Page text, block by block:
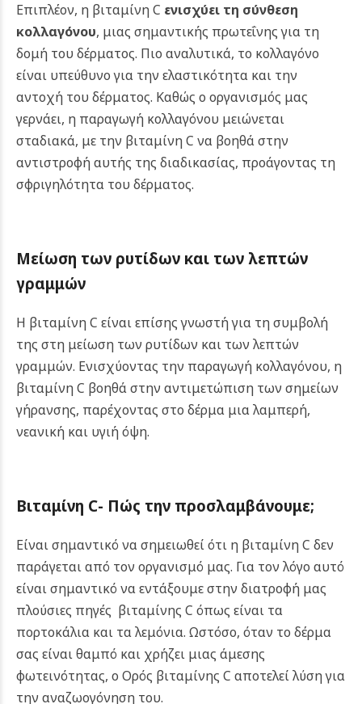
Επιπλέον, η βιταμίνη C ενισχύει τη σύνθεση
κολλαγόνου, μιας σημαντικής πρωτεΐνης για τη
δομή του δέρματος. Πιο αναλυτικά, το κολλαγόνο
είναι υπεύθυνο για την ελαστικότητα και την
αντοχή του δέρματος. Καθώς ο οργανισμός μας
γερνάει, η παραγωγή κολλαγόνου μειώνεται
σταδιακά, με την βιταμίνη C να βοηθά στην
αντιστροφή αυτής της διαδικασίας, προάγοντας τη
σφριγηλότητα του δέρματος.
Μείωση των ρυτίδων και των λεπτών
γραμμών
Η βιταμίνη C είναι επίσης γνωστή για τη συμβολή
της στη μείωση των ρυτίδων και των λεπτών
γραμμών. Ενισχύοντας την παραγωγή κολλαγόνου, η
βιταμίνη C βοηθά στην αντιμετώπιση των σημείων
γήρανσης, παρέχοντας στο δέρμα μια λαμπερή,
νεανική και υγιή όψη.
Βιταμίνη C- Πώς την προσλαμβάνουμε;
Είναι σημαντικό να σημειωθεί ότι η βιταμίνη C δεν
παράγεται από τον οργανισμό μας. Για τον λόγο αυτό
είναι σημαντικό να εντάξουμε στην διατροφή μας
πλούσιες πηγές βιταμίνης C όπως είναι τα
πορτοκάλια και τα λεμόνια. Ωστόσο, όταν το δέρμα
σας είναι θαμπό και χρήζει μιας άμεσης
φωτεινότητας, ο Ορός βιταμίνης C αποτελεί λύση για
την αναζωογόνηση του.